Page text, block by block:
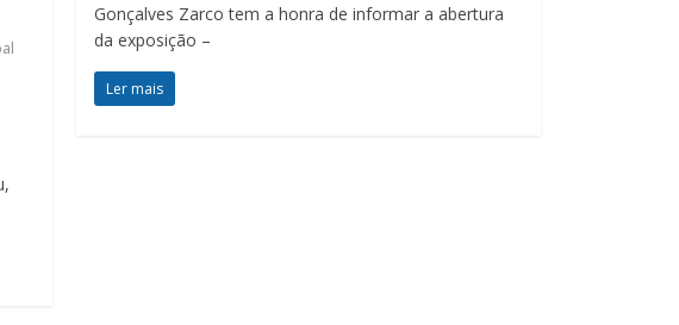
Gonçalves Zarco tem a honra de informar a abertura
da exposição –
Ler mais